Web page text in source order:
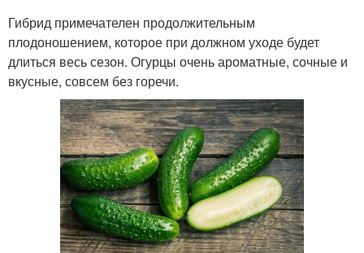
Гибрид примечателен продолжительным
плодоношением, которое при должном уходе будет
длиться весь сезон. Огурцы очень ароматные, сочные и
вкусные, совсем без горечи.